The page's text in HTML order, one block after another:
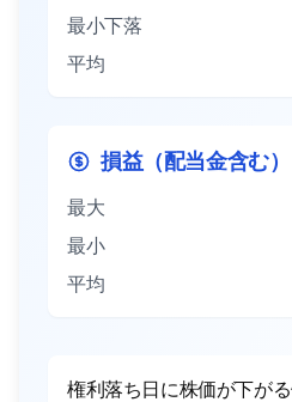
最小下落
平均
損益（配当金含む）
最大
最小
平均
権利落ち日に株価が下がる